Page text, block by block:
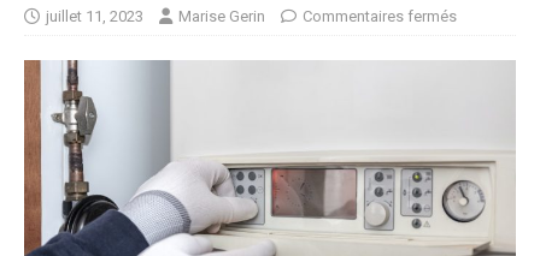
juillet 11, 2023 Marise Gerin Commentaires fermés